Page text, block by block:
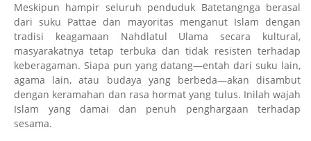
Meskipun hampir seluruh penduduk Batetangnga berasal
dari suku Pattae dan mayoritas menganut Islam dengan
tradisi keagamaan Nahdlatul Ulama secara kultural,
masyarakatnya tetap terbuka dan tidak resisten terhadap
keberagaman. Siapa pun yang datang—entah dari suku lain,
agama lain, atau budaya yang berbeda—akan disambut
dengan keramahan dan rasa hormat yang tulus. Inilah wajah
Islam yang damai dan penuh penghargaan terhadap
sesama.